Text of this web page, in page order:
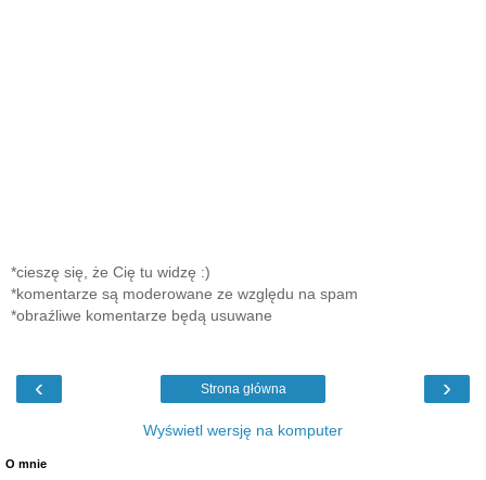
*cieszę się, że Cię tu widzę :)
*komentarze są moderowane ze względu na spam
*obraźliwe komentarze będą usuwane
‹ ›
Strona główna
Wyświetl wersję na komputer
O mnie